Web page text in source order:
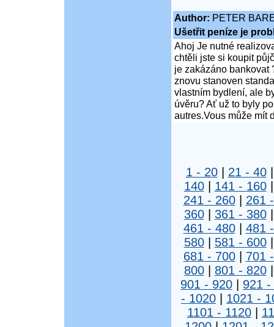
Author: PETER
Ušetřit peníze je
Ahoj Je nutné
chtěli jste si koupit
je zakázáno bankovat
znovu stanoven
vlastním bydlení, ale
úvěru? Ať už to byly
autres.Vous může mít
1 - 20| 21 - 40
140| 141 - 160
241 - 260| 261
360| 361 - 380
461 - 480| 481
580| 581 - 600
681 - 700| 701
800| 801 - 820
901 - 920
921 -
- 1020
1021 -
1101 - 1120|